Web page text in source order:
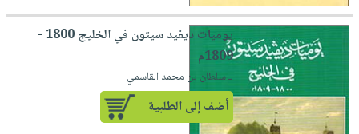
يوميات ديفيد سيتون في الخليج 1800 -
1809م
لـ سلطان بن محمد القاسمي
أضف إلى الطلبية